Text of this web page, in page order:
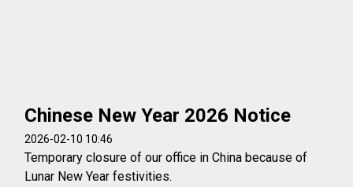
Chinese New Year 2026 Notice
2026-02-10 10:46
Temporary closure of our office in China because of
Lunar New Year festivities.